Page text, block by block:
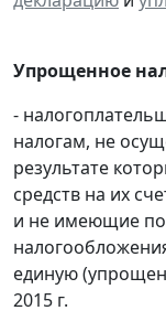
Упрощенное
-
налогам, не
результате
средств на их
и не имеющие по
единую
2015 г.